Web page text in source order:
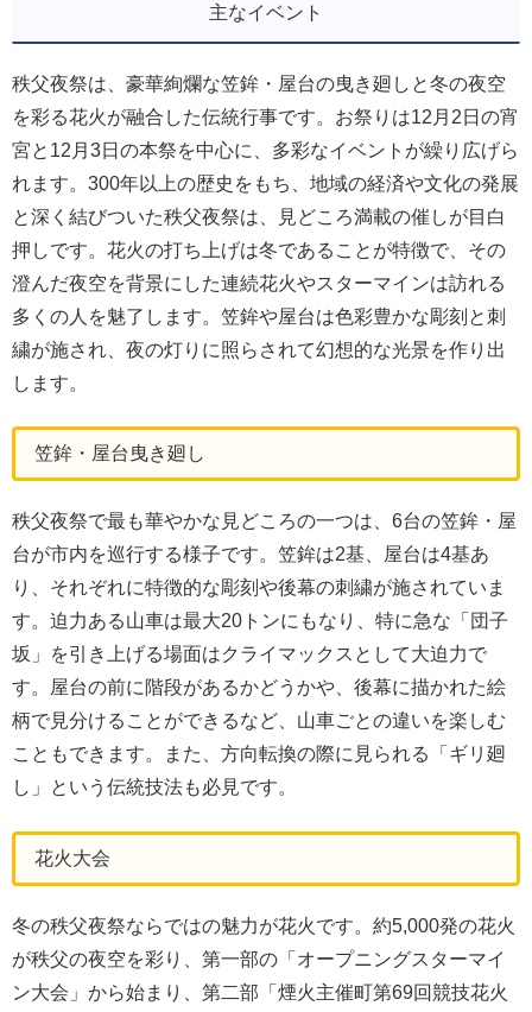
主なイベント
秩父夜祭は、豪華絢爛な笠鉾・屋台の曳き廻しと冬の夜空
を彩る花火が融合した伝統行事です。お祭りは12月2日の宵
宮と12月3日の本祭を中心に、多彩なイベントが繰り広げら
れます。300年以上の歴史をもち、地域の経済や文化の発展
と深く結びついた秩父夜祭は、見どころ満載の催しが目白
押しです。花火の打ち上げは冬であることが特徴で、その
澄んだ夜空を背景にした連続花火やスターマインは訪れる
多くの人を魅了します。笠鉾や屋台は色彩豊かな彫刻と刺
繍が施され、夜の灯りに照らされて幻想的な光景を作り出
します。
笠鉾・屋台曳き廻し
秩父夜祭で最も華やかな見どころの一つは、6台の笠鉾・屋
台が市内を巡行する様子です。笠鉾は2基、屋台は4基あ
り、それぞれに特徴的な彫刻や後幕の刺繍が施されていま
す。迫力ある山車は最大20トンにもなり、特に急な「団子
坂」を引き上げる場面はクライマックスとして大迫力で
す。屋台の前に階段があるかどうかや、後幕に描かれた絵
柄で見分けることができるなど、山車ごとの違いを楽しむ
こともできます。また、方向転換の際に見られる「ギリ廻
し」という伝統技法も必見です。
花火大会
冬の秩父夜祭ならではの魅力が花火です。約5,000発の花火
が秩父の夜空を彩り、第一部の「オープニングスターマイ
ン大会」から始まり、第二部「煙火主催町第69回競技花火